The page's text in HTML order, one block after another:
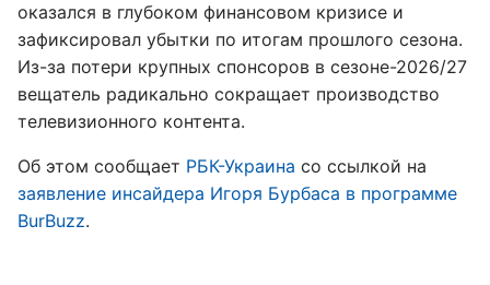
оказался в глубоком финансовом кризисе и
зафиксировал убытки по итогам прошлого сезона.
Из-за потери крупных спонсоров в сезоне-2026/27
вещатель радикально сокращает производство
телевизионного контента.
Об этом сообщает РБК-Украина со ссылкой на
заявление инсайдера Игоря Бурбаса в программе
BurBuzz.